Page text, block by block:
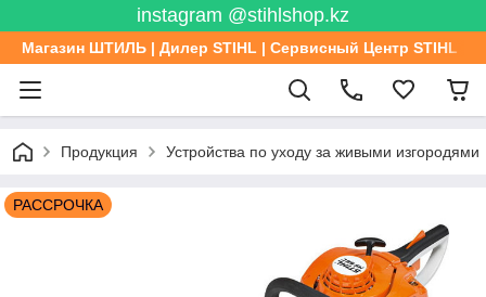
instagram @stihlshop.kz
Магазин ШТИЛЬ | Дилер STIHL | Сервисный Центр STIHL
Продукция Устройства по уходу за живыми изгородями
РАССРОЧКА